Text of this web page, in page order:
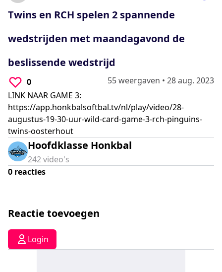
seconds
Twins en RCH spelen 2 spannende
wedstrijden met maandagavond de
beslissende wedstrijd
0 55 weergaven • 28 aug. 2023
LINK NAAR GAME 3:
https://app.honkbalsoftbal.tv/nl/play/video/28-
augustus-19-30-uur-wild-card-game-3-rch-pinguins-
twins-oosterhout
Hoofdklasse Honkbal
242video's
0 reacties
Reactie toevoegen
Login